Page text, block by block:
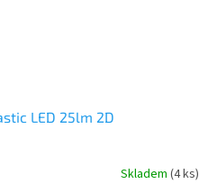
LED 25lm 2D
Skladem (4 ks)